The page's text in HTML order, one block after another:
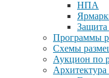
НПА
Защита
Программы
Схемы
Аукцион по
Архитектура